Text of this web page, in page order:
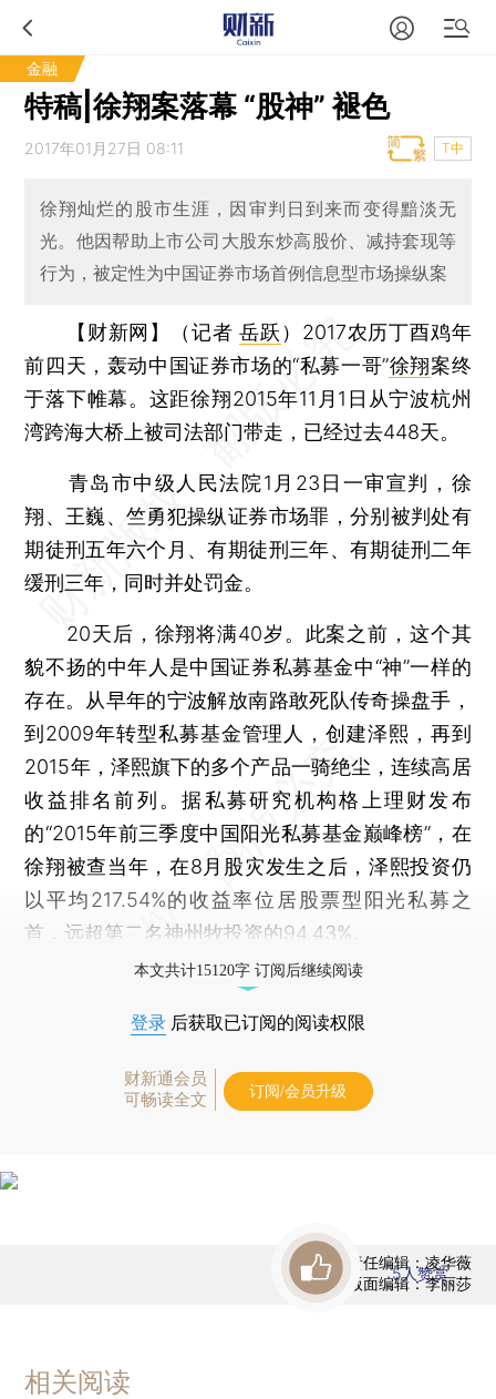
金融
特稿|徐翔案落幕 “股神” 褪色
2017年01月27日 08:11 T中
徐翔灿烂的股市生涯，因审判日到来而变得黯淡无
光。他因帮助上市公司大股东炒高股价、减持套现等
行为，被定性为中国证券市场首例信息型市场操纵案
【财新网】（记者岳跃 ） 2017农历丁酉鸡年
前四天，轰动中国证券市场的“私募一哥”徐翔案终
于落下帷幕。这距徐翔2015年11月1日从宁波杭州
湾跨海大桥上被司法部门带走，已经过去448天。
青岛市中级人民法院1月23日一审宣判，徐
翔、王巍、竺勇犯操纵证券市场罪，分别被判处有
期徒刑五年六个月、有期徒刑三年、有期徒刑二年
缓刑三年，同时并处罚金。
20天后，徐翔将满40岁。此案之前，这个其
貌不扬的中年人是中国证券私募基金中“神”一样的
存在。从早年的宁波解放南路敢死队传奇操盘手，
到2009年转型私募基金管理人，创建泽熙，再到
2015年，泽熙旗下的多个产品一骑绝尘，连续高居
收益排名前列。据私募研究机构格上理财发布
的“2015年前三季度中国阳光私募基金巅峰榜”，在
徐翔被查当年，在8月股灾发生之后，泽熙投资仍
以平均217.54%的收益率位居股票型阳光私募之
首，远超第二名神州牧投资的94.43%。
本文共计15120字 订阅后继续阅读
登录 后获取已订阅的阅读权限
财新通会员
可畅读全文
订阅/会员升级
责任编辑：凌华薇
版面编辑：李丽莎
5人赞赏
相关阅读